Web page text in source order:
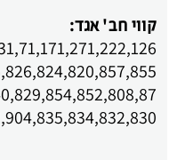
קווי חב' אגד: